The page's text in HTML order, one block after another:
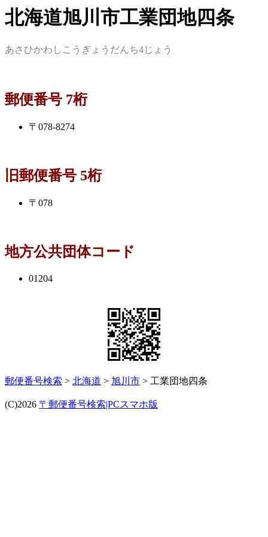
北海道旭川市工業団地四条
あさひかわしこうぎょうだんち4じょう
郵便番号 7桁
〒078-8274
旧郵便番号 5桁
〒078
地方公共団体コード
01204
郵便番号検索 > 北海道 > 旭川市 > 工業団地四条
(C)2026 〒郵便番号検索|PCスマホ版